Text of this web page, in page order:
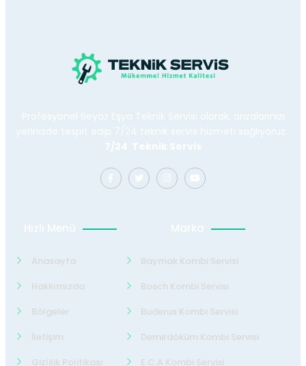
Profesyonel Beyaz Eşya Teknik Servisi olarak, arızalarınızı
yerinizde tespit edip 7/24 teknik servis hizmeti sağlıyoruz.
7/24 Teknik Servis
Hızlı Menü
Anasayfa
Hakkımızda
Bölgeler
İletişim
Gizlilik Politikası
Marka
Baymak Kombi Servisi
Bosch Kombi Servisi
Buderus Kombi Servisi
Demirdöküm Kombi Servisi
E.C.A Kombi Servisi